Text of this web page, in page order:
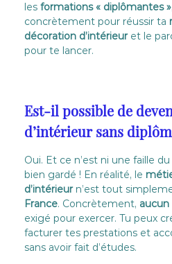
les formations « diplômantes »
concrètement pour réussir ta
décoration d’intérieuret le
pour te lancer.
Est-il possible de
d’intérieur sans
Oui. Et ce n’est ni une faille
bien gardé ! En réalité, le
d’intérieurn’est tout
France. Concrètement, aucun
exigé pour exercer. Tu peux
facturer tes prestations et
sans avoir fait d’études.